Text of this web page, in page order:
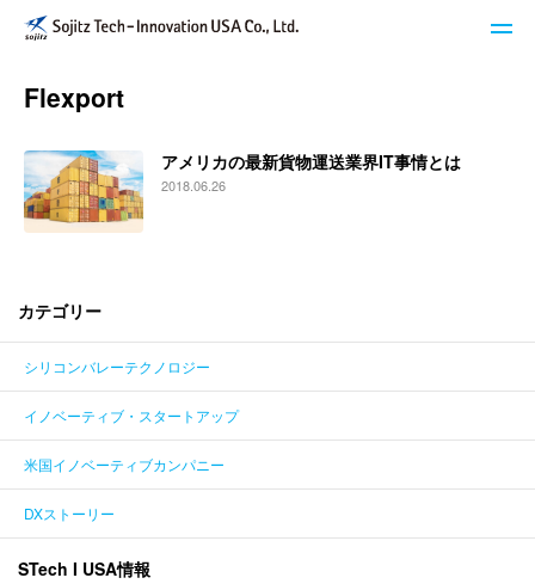
STech I USAのサービス
ブログ
イベント・セミナー
キーワードで探す
STech I USAについて
ENGLISH
Flexport
アメリカの最新貨物運送業界IT事情とは
2018.06.26
カテゴリー
シリコンバレーテクノロジー
イノベーティブ・スタートアップ
米国イノベーティブカンパニー
DXストーリー
STech I USA情報